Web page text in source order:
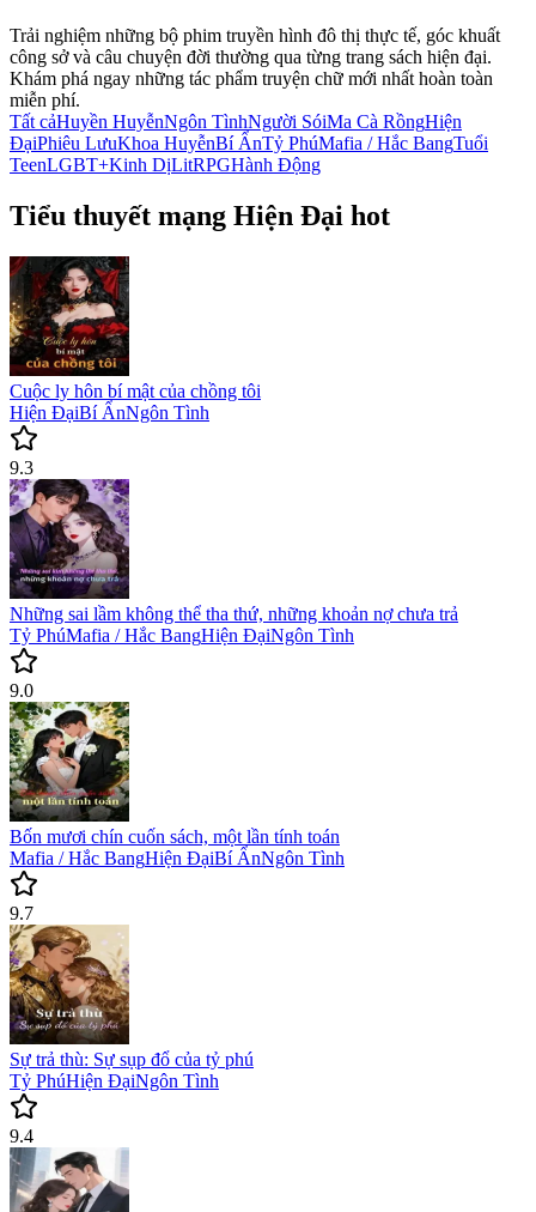
Trải nghiệm những bộ phim truyền hình đô thị thực tế, góc khuất
công sở và câu chuyện đời thường qua từng trang sách hiện đại.
Khám phá ngay những tác phẩm truyện chữ mới nhất hoàn toàn
miễn phí.
Tất cảHuyền HuyễnNgôn TìnhNgười SóiMa Cà RồngHiện
ĐạiPhiêu LưuKhoa HuyễnBí ẨnTỷ PhúMafia / Hắc BangTuổi
TeenLGBT+Kinh DịLitRPGHành Động
Tiểu thuyết mạng Hiện Đại hot
Cuộc ly hôn bí mật của chồng tôi
Hiện ĐạiBí ẨnNgôn Tình
9.3
Những sai lầm không thể tha thứ, những khoản nợ chưa trả
Tỷ PhúMafia / Hắc BangHiện ĐạiNgôn Tình
9.0
Bốn mươi chín cuốn sách, một lần tính toán
Mafia / Hắc BangHiện ĐạiBí ẨnNgôn Tình
9.7
Sự trả thù: Sự sụp đổ của tỷ phú
Tỷ PhúHiện ĐạiNgôn Tình
9.4